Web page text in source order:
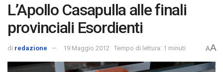
L’Apollo Casapulla alle finali
provinciali Esordienti
di redazione 19 Maggio 2012 Tempo di lettura: 1 minuti AA